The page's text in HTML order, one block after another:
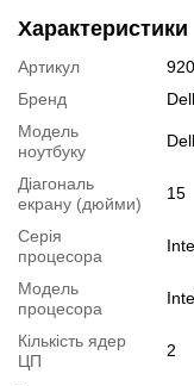
Графіка: Integrated
Порти:
4x USB 3.0,
HDMI, Card Reader
Interface
Додатково:
Детальна
Специфікація
Тестування
Характеристики
Артикул
Бренд
Dell
Модель
ноутбуку
Діагональ
екрану (дюйми)
15
Серія
процесора
Модель
процесора
Кількість ядер
ЦП
2